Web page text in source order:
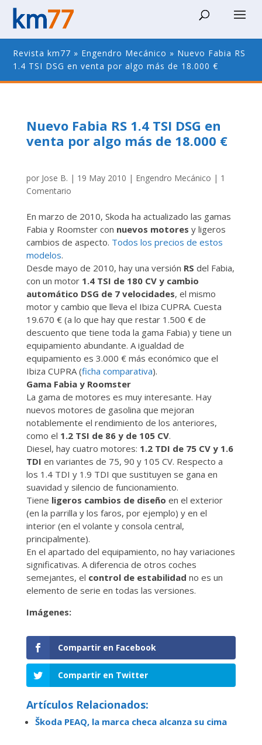
Revista km77 » Engendro Mecánico » Nuevo Fabia RS
1.4 TSI DSG en venta por algo más de 18.000 €
Nuevo Fabia RS 1.4 TSI DSG en
venta por algo más de 18.000 €
por Jose B. | 19 May 2010 | Engendro Mecánico | 1
Comentario
En marzo de 2010, Skoda ha actualizado las gamas
Fabia y Roomster con nuevos motores y ligeros
cambios de aspecto. Todos los precios de estos
modelos.
Desde mayo de 2010, hay una versión RS del Fabia,
con un motor 1.4 TSI de 180 CV y cambio
automático DSG de 7 velocidades, el mismo
motor y cambio que lleva el Ibiza CUPRA. Cuesta
19.670 € (a lo que hay que restar 1.500 € de
descuento que tiene toda la gama Fabia) y tiene un
equipamiento abundante. A igualdad de
equipamiento es 3.000 € más económico que el
Ibiza CUPRA (ficha comparativa).
Gama Fabia y Roomster
La gama de motores es muy interesante. Hay
nuevos motores de gasolina que mejoran
notablemente el rendimiento de los anteriores,
como el 1.2 TSI de 86 y de 105 CV.
Diesel, hay cuatro motores: 1.2 TDI de 75 CV y 1.6
TDI en variantes de 75, 90 y 105 CV. Respecto a
los 1.4 TDI y 1.9 TDI que sustituyen se gana en
suavidad y silencio de funcionamiento.
Tiene ligeros cambios de diseño en el exterior
(en la parrilla y los faros, por ejemplo) y en el
interior (en el volante y consola central,
principalmente).
En el apartado del equipamiento, no hay variaciones
significativas. A diferencia de otros coches
semejantes, el control de estabilidad no es un
elemento de serie en todas las versiones.
Imágenes:
Compartir en Facebook
Compartir en Twitter
Artículos Relacionados:
Škoda PEAQ, la marca checa alcanza su cima